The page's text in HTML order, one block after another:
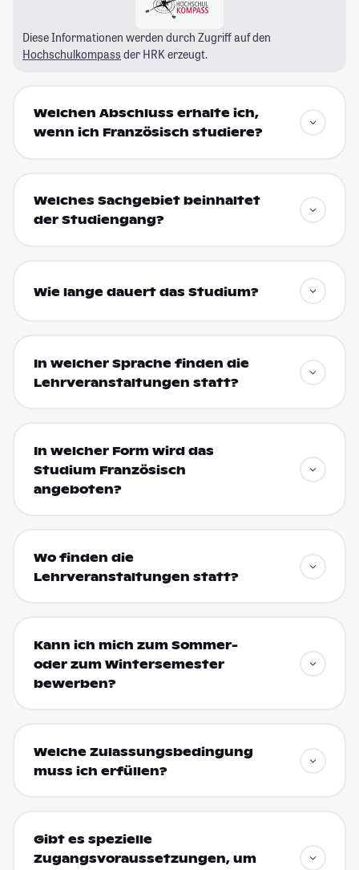
Diese Informationen werden durch Zugriff auf den
Hochschulkompass der HRK erzeugt.
Welchen Abschluss erhalte ich,
wenn ich Französisch studiere?
Welches Sachgebiet beinhaltet
der Studiengang?
Wie lange dauert das Studium?
In welcher Sprache finden die
Lehrveranstaltungen statt?
In welcher Form wird das
Studium Französisch
angeboten?
Wo finden die
Lehrveranstaltungen statt?
Kann ich mich zum Sommer-
oder zum Wintersemester
bewerben?
Welche Zulassungsbedingung
muss ich erfüllen?
Gibt es spezielle
Zugangsvoraussetzungen, um